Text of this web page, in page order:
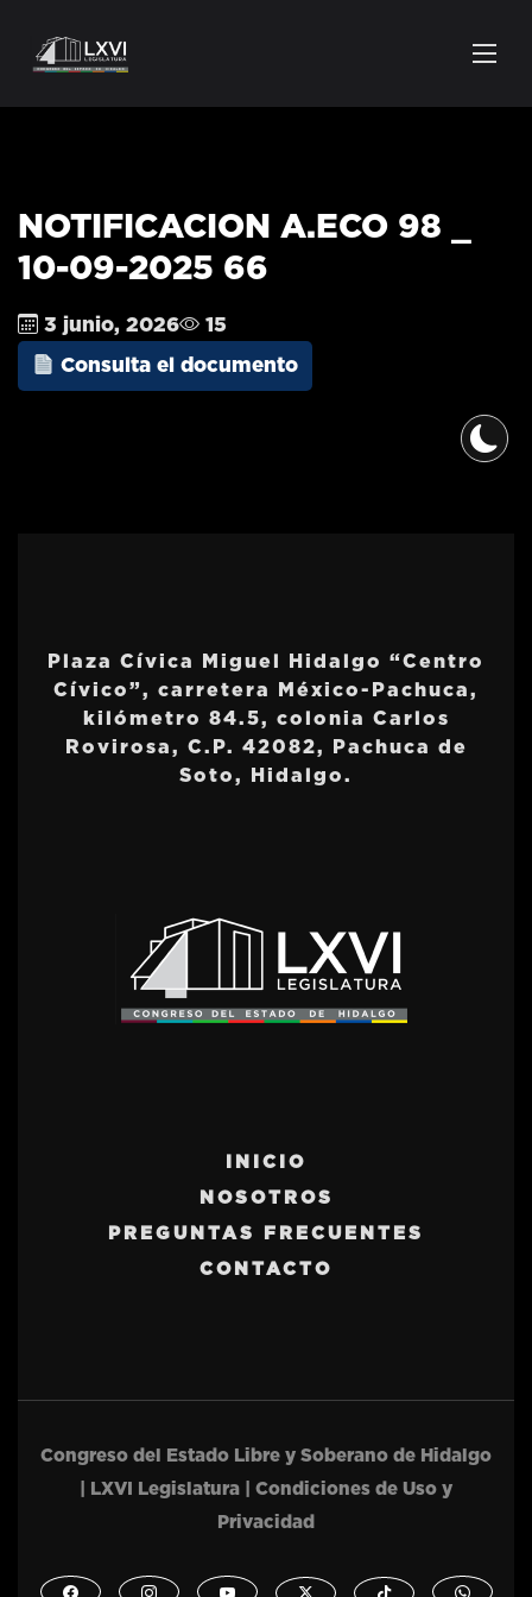
NOTIFICACION A.ECO 98 _
10-09-2025 66
3 junio, 2026
15
Consulta el documento
Plaza Cívica Miguel Hidalgo “Centro
Cívico”, carretera México-Pachuca,
kilómetro 84.5, colonia Carlos
Rovirosa, C.P. 42082, Pachuca de
Soto, Hidalgo.
INICIO
NOSOTROS
PREGUNTAS FRECUENTES
CONTACTO
Congreso del Estado Libre y Soberano de Hidalgo
| LXVI Legislatura | Condiciones de Uso y
Privacidad